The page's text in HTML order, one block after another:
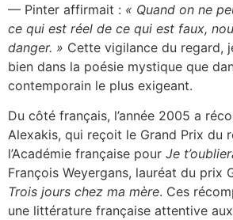
— Pinter affirmait : « Quand on ne
ce qui est réel de ce qui est faux,
danger. » Cette vigilance du regard,
bien dans la poésie mystique que
contemporain le plus exigeant.
Du côté français, l’année 2005 a
Alexakis, qui reçoit le Grand Prix du
l’Académie française pour Je
François Weyergans, lauréat du prix
Trois jours chez ma mère. Ces
une littérature française attentive